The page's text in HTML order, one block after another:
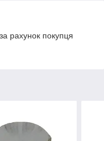
рахунок покупця